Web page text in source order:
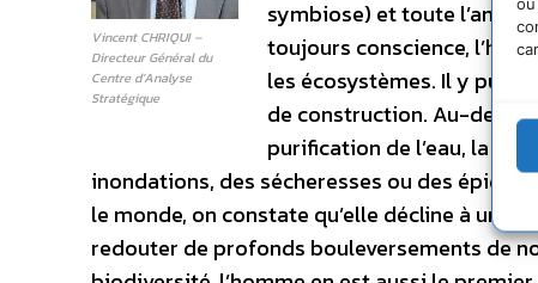
Vincent CHRIQUI –
Directeur Général du
Centre d’Analyse
Stratégique
symbiose) et toute
toujours conscience,
les écosystèmes. Il y
de construction. Au-delà
purification de l’eau, la
inondations, des sécheresses ou des
le monde, on constate qu’elle décline à un
redouter de profonds bouleversements de